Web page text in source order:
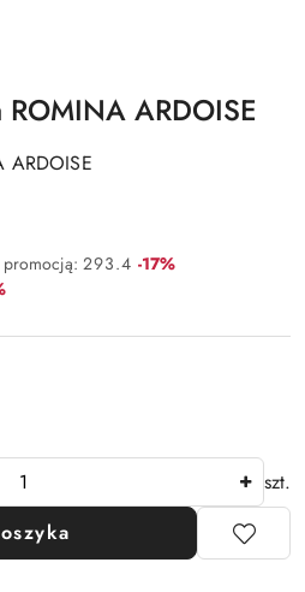
ARDOISE
ARDOISE
293.4 Rabat:
-17%
szt.